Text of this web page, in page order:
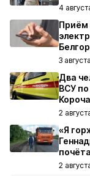
4
Приём
3
Два
ВСУ
2
«Я
2